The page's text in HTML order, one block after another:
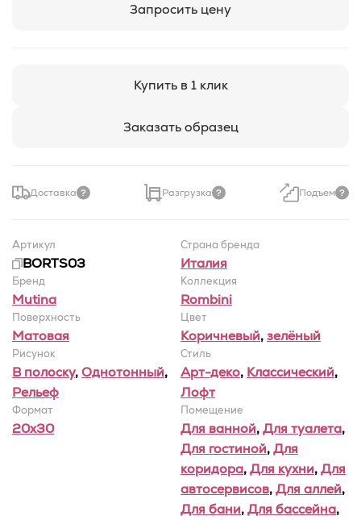
Запросить цену
Купить в 1 клик
Заказать образец
Доставка Разгрузка Подъем
Артикул
BORTS03
Страна бренда
Италия
Бренд
Mutina
Коллекция
Rombini
Поверхность
Матовая
Цвет
Коричневый,зелёный
Рисунок
В полоску,Однотонный,
Рельеф
Стиль
Арт-деко, Классический,
Лофт
Формат
20x30
Помещение
Для ванной,Для туалета,
Для гостиной,Для
коридора,Для кухни,Для
автосервисов,Для аллей,
Для бани,Для бассейна,